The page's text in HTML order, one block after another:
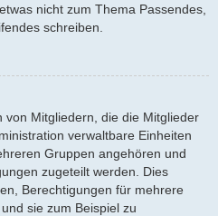
nicht zum Thema Passendes,
schreiben.
Mitgliedern, die die Mitglieder
verwaltbare Einheiten
Gruppen angehören und
zugeteilt werden. Dies
Berechtigungen für mehrere
sie zum Beispiel zu